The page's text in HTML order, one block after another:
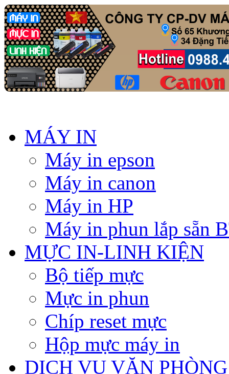
MÁY IN
Máy in epson
Máy in canon
Máy in HP
Máy in phun lắp sẵn
MỰC IN-LINH KIỆN
Bộ tiếp mực
Mực in phun
Chíp reset mực
Hộp mực máy in
DỊCH VỤ VĂN PHÒNG